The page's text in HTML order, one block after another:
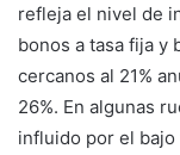
refleja el nivel de
bonos a tasa fija y
cercanos al 21%
26%. En algunas
influido por el